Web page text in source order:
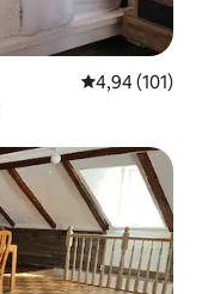
Évaluation
4,94 (101)